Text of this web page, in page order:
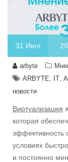
31 Июл
arbyte
ARBYTE
IT
новости
Виртуализация
которая
эффективность
условиях
и постоянно